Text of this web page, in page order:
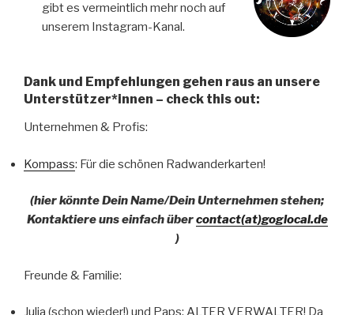
gibt es vermeintlich mehr noch auf
unserem Instagram-Kanal.
Dank und Empfehlungen gehen raus an unsere
Unterstützer*innen – check this out:
Unternehmen & Profis:
Kompass: Für die schönen Radwanderkarten!
(hier könnte Dein Name/Dein Unternehmen stehen;
Kontaktiere uns einfach übercontact(at)goglocal.de
)
Freunde & Familie:
Julia (schon wieder!) und Paps: ALTER VERWALTER! Da